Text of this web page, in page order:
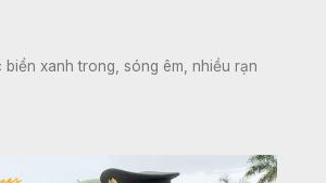
biển xanh trong, sóng êm, nhiều rạn